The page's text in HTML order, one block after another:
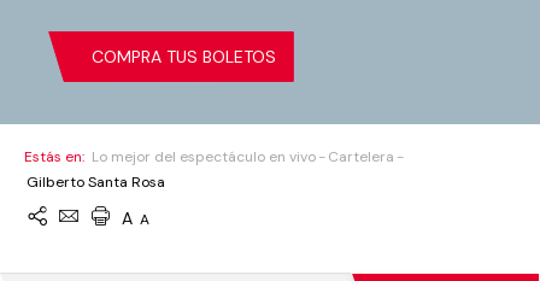
COMPRA TUS BOLETOS
Estás en: Lo mejor del espectáculo en vivo
Cartelera
Gilberto Santa Rosa
A A